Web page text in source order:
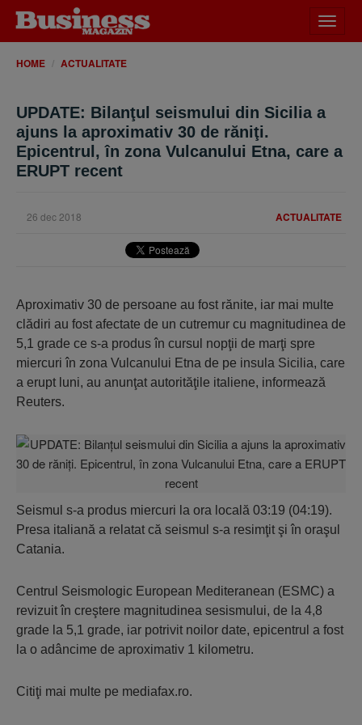
meniu
HOME ACTUALITATE
UPDATE: Bilanţul seismului din Sicilia a
ajuns la aproximativ 30 de răniţi.
Epicentrul, în zona Vulcanului Etna, care a
ERUPT recent
ACTUALITATE
26 dec 2018
Aproximativ 30 de persoane au fost rănite, iar mai multe
clădiri au fost afectate de un cutremur cu magnitudinea de
5,1 grade ce s-a produs în cursul nopţii de marţi spre
miercuri în zona Vulcanului Etna de pe insula Sicilia, care
a erupt luni, au anunţat autorităţile italiene, informează
Reuters.
Seismul s-a produs miercuri la ora locală 03:19 (04:19).
Presa italiană a relatat că seismul s-a resimţit şi în oraşul
Catania.
Centrul Seismologic European Mediteranean (ESMC) a
revizuit în creştere magnitudinea sesismului, de la 4,8
grade la 5,1 grade, iar potrivit noilor date, epicentrul a fost
la o adâncime de aproximativ 1 kilometru.
Citiţi mai multe pe mediafax.ro.